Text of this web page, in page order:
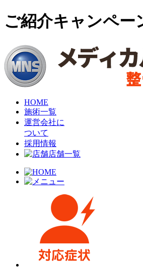
ご紹介キャンペー
HOME
施術一覧
運営会社に
ついて
採用情報
店舗一覧